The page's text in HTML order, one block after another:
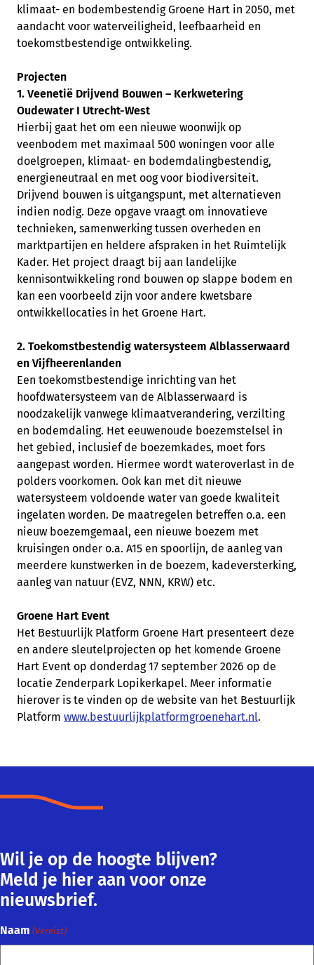
klimaat- en bodembestendig Groene Hart in 2050, met
aandacht voor waterveiligheid, leefbaarheid en
toekomstbestendige ontwikkeling.
Projecten
1. Veenetië Drijvend Bouwen – Kerkwetering
Oudewater I Utrecht-West
Hierbij gaat het om een nieuwe woonwijk op
veenbodem met maximaal 500 woningen voor alle
doelgroepen, klimaat- en bodemdalingbestendig,
energieneutraal en met oog voor biodiversiteit.
Drijvend bouwen is uitgangspunt, met alternatieven
indien nodig. Deze opgave vraagt om innovatieve
technieken, samenwerking tussen overheden en
marktpartijen en heldere afspraken in het Ruimtelijk
Kader. Het project draagt bij aan landelijke
kennisontwikkeling rond bouwen op slappe bodem en
kan een voorbeeld zijn voor andere kwetsbare
ontwikkellocaties in het Groene Hart.
2. Toekomstbestendig watersysteem Alblasserwaard
en Vijfheerenlanden
Een toekomstbestendige inrichting van het
hoofdwatersysteem van de Alblasserwaard is
noodzakelijk vanwege klimaatverandering, verzilting
en bodemdaling. Het eeuwenoude boezemstelsel in
het gebied, inclusief de boezemkades, moet fors
aangepast worden. Hiermee wordt wateroverlast in de
polders voorkomen. Ook kan met dit nieuwe
watersysteem voldoende water van goede kwaliteit
ingelaten worden. De maatregelen betreffen o.a. een
nieuw boezemgemaal, een nieuwe boezem met
kruisingen onder o.a. A15 en spoorlijn, de aanleg van
meerdere kunstwerken in de boezem, kadeversterking,
aanleg van natuur (EVZ, NNN, KRW) etc.
Groene Hart Event
Het Bestuurlijk Platform Groene Hart presenteert deze
en andere sleutelprojecten op het komende Groene
Hart Event op donderdag 17 september 2026 op de
locatie Zenderpark Lopikerkapel. Meer informatie
hierover is te vinden op de website van het Bestuurlijk
Platform www.bestuurlijkplatformgroenehart.nl.
Wil je op de hoogte blijven?
Meld je hier aan voor onze
nieuwsbrief.
Naam (Vereist)